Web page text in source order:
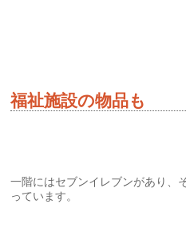
福祉施設の物品も
一階にはセブンイレブンがあり、
っています。